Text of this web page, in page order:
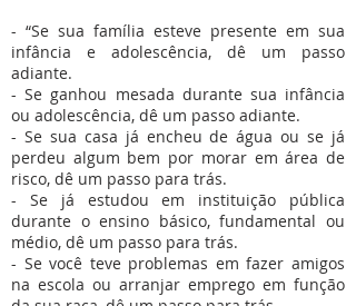
- “Se sua família esteve presente em sua
infância e adolescência, dê um passo
adiante.
- Se ganhou mesada durante sua infância
ou adolescência, dê um passo adiante.
- Se sua casa já encheu de água ou se já
perdeu algum bem por morar em área de
risco, dê um passo para trás.
- Se já estudou em instituição pública
durante o ensino básico, fundamental ou
médio, dê um passo para trás.
- Se você teve problemas em fazer amigos
na escola ou arranjar emprego em função